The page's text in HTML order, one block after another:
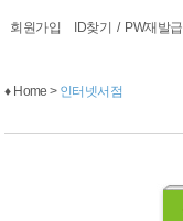
회원가입 ID찾기 / PW재발급
♦ Home > 인터넷서점